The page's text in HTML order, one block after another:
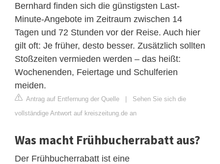
Bernhard finden sich die günstigsten Last-
Minute-Angebote im Zeitraum zwischen 14
Tagen und 72 Stunden vor der Reise. Auch hier
gilt oft: Je früher, desto besser. Zusätzlich sollten
Stoßzeiten vermieden werden – das heißt:
Wochenenden, Feiertage und Schulferien
meiden.
Antrag auf Entfernung der Quelle | Sehen Sie sich die
vollständige Antwort auf kreiszeitung.de an
Was macht Frühbucherrabatt aus?
Der Frühbucherrabatt ist eine